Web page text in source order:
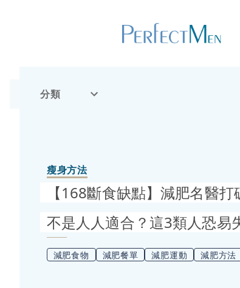
分類
瘦身方法
【168斷食缺點】減肥名醫
不是人人適合？這3類人恐易
減肥食物 減肥餐單 減肥運動 減肥方法